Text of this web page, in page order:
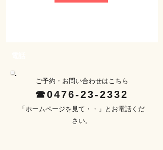
ご予約・お問い合わせはこちら​
☎0476-23-2332
「ホームページを見て・・」とお電話くだ
さい。